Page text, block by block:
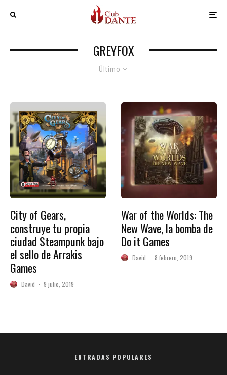
GREYFOX
Último
City of Gears,
construye tu propia
ciudad Steampunk bajo
el sello de Arrakis
Games
David · 9 julio, 2019
War of the Worlds: The
New Wave, la bomba de
Do it Games
David · 8 febrero, 2019
ENTRADAS POPULARES